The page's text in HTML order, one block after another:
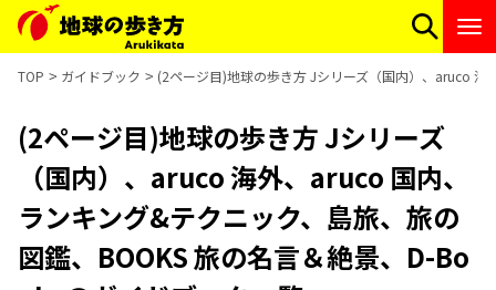
TOP ガイドブック (2ページ目)地球の歩き方 Jシリーズ（国内）、aruco
(2ページ目)地球の歩き方 Jシリーズ
（国内）、aruco 海外、aruco 国内、
ランキング&テクニック、島旅、旅の
図鑑、BOOKS 旅の名言＆絶景、D-Bo